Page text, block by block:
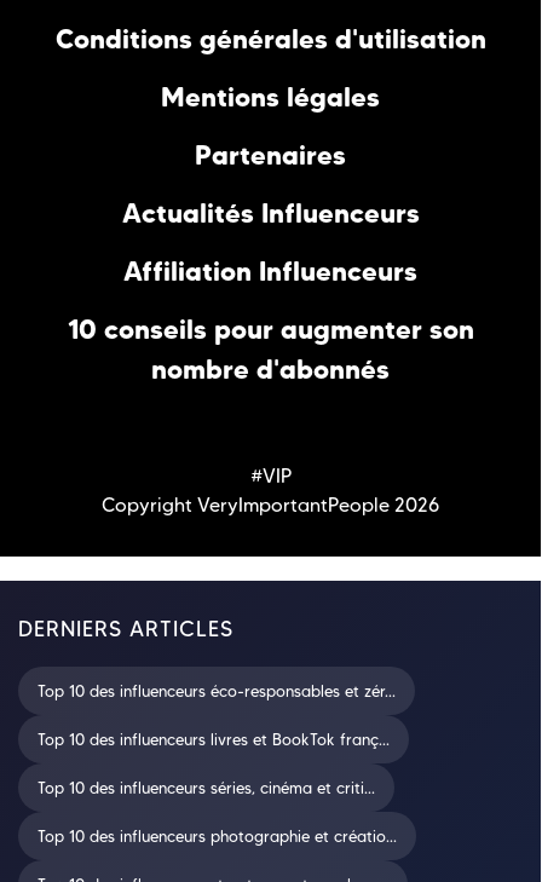
Conditions générales d'utilisation
Mentions légales
Partenaires
Actualités Influenceurs
Affiliation Influenceurs
10 conseils pour augmenter son
nombre d'abonnés
#VIP
Copyright VeryImportantPeople 2026
DERNIERS ARTICLES
Top 10 des influenceurs éco-responsables et zér...
Top 10 des influenceurs livres et BookTok franç...
Top 10 des influenceurs séries, cinéma et criti...
Top 10 des influenceurs photographie et créatio...